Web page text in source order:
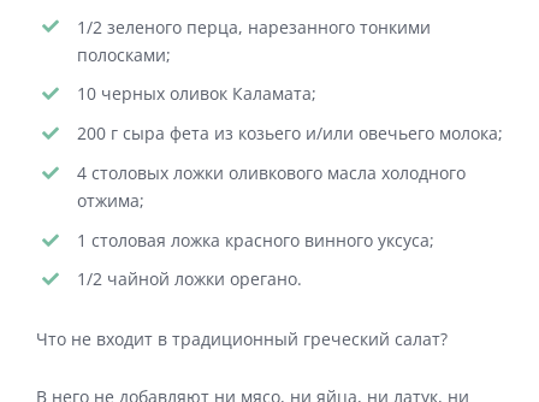
1/2 зеленого перца, нарезанного тонкими
полосками;
10 черных оливок Каламата;
200 г сыра фета из козьего и/или овечьего молока;
4 столовых ложки оливкового масла холодного
отжима;
1 столовая ложка красного винного уксуса;
1/2 чайной ложки орегано.
Что не входит в традиционный греческий салат?
В него не добавляют ни мясо, ни яйца, ни латук, ни